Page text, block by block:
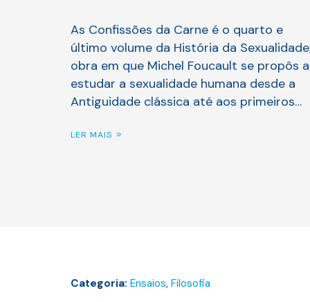
As Confissões da Carne é o quarto e
último volume da História da
obra em que Michel Foucault se propôs a
estudar a sexualidade humana desde a
Antiguidade clássica até aos primeiros…
LER MAIS
Categoria: Ensaios, Filosofia